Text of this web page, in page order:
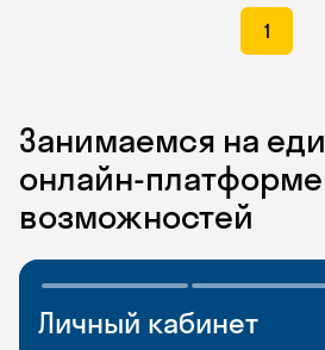
1
Занимаемся на
онлайн-
возможностей
Личный кабинет
Мобильное
Разговорные клубы